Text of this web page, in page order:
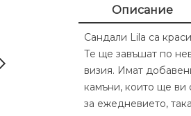
Описание
Сандали Lila са
Те ще завъшат по
визия. Имат
камъни, които ще ви
за ежедневието,